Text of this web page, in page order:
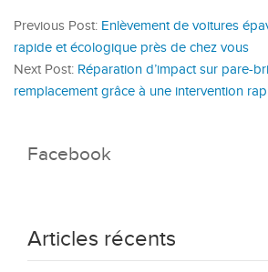
Previous Post: Enlèvement de voitures
rapide et écologique près de chez vous
Next Post: Réparation d’impact sur pare-
remplacement grâce à une intervention
Facebook
Articles récents